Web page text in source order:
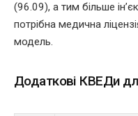
(96.09), а тим більше
потрібна медична
модель.
Додаткові КВЕДи